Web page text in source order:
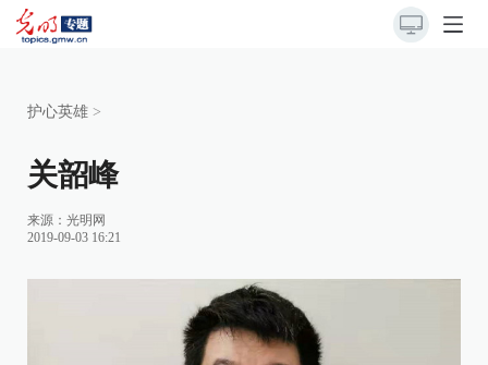
护心英雄 >
关韶峰
来源：光明网
2019-09-03 16:21